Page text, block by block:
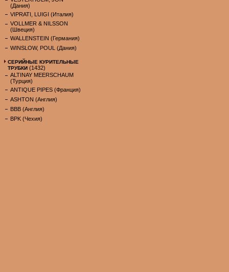
(Дания)
VIPRATI, LUIGI (Италия)
VOLLMER & NILSSON
(Швеция)
WALLENSTEIN (Германия)
WINSLOW, POUL (Дания)
СЕРИЙНЫЕ КУРИТЕЛЬНЫЕ
ТРУБКИ (1432)
ALTINAY MEERSCHAUM
(Турция)
ANTIQUE PIPES (Франция)
ASHTON (Англия)
BBB (Англия)
BPK (Чехия)